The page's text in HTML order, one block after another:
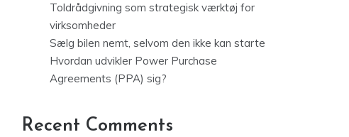
Toldrådgivning som strategisk værktøj for
virksomheder
Sælg bilen nemt, selvom den ikke kan starte
Hvordan udvikler Power Purchase
Agreements (PPA) sig?
Recent Comments